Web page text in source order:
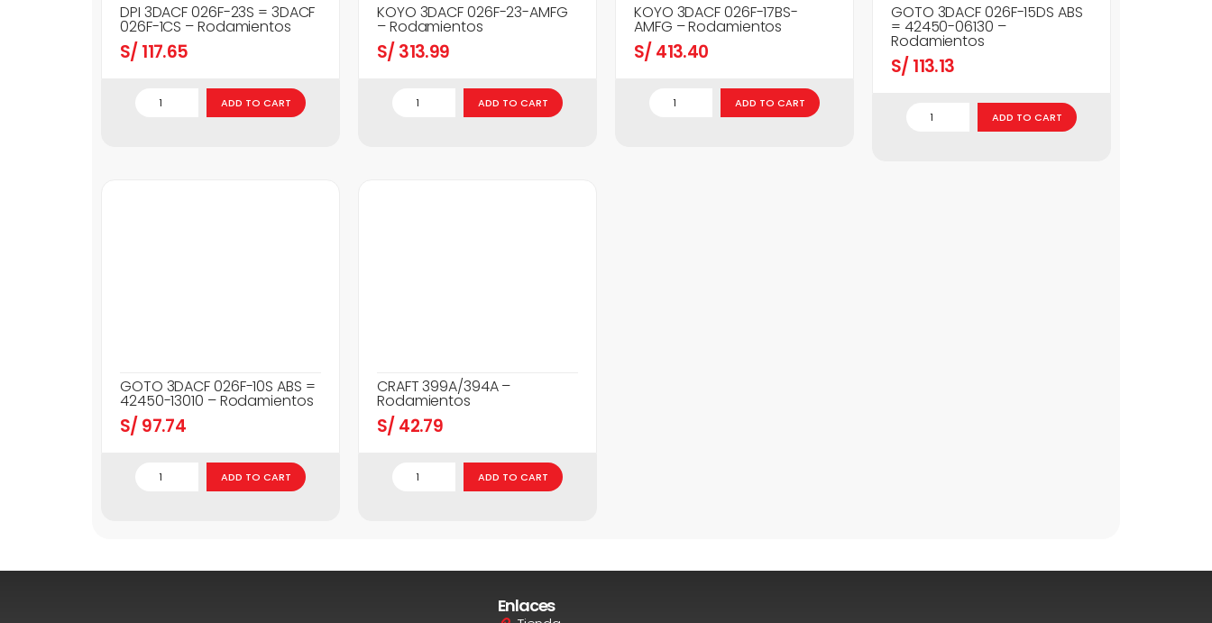
DPI 3DACF 026F-23S = 3DACF
026F-1CS – Rodamientos
S/ 117.65
ADD TO CART
KOYO 3DACF 026F-23-AMFG
– Rodamientos
S/ 313.99
ADD TO CART
KOYO 3DACF 026F-17BS-
AMFG – Rodamientos
S/ 413.40
ADD TO CART
GOTO 3DACF 026F-15DS ABS
= 42450-06130 –
Rodamientos
S/ 113.13
ADD TO CART
GOTO 3DACF 026F-10S ABS =
42450-13010 – Rodamientos
S/ 97.74
ADD TO CART
CRAFT 399A/394A –
Rodamientos
S/ 42.79
ADD TO CART
Enlaces